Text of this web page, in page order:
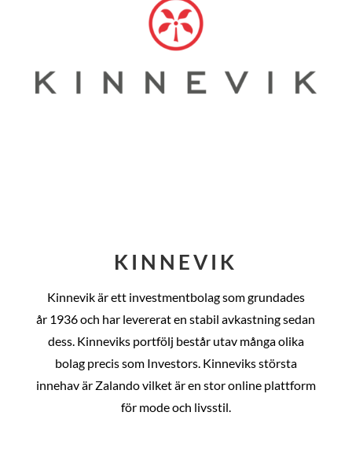
KINNEVIK
Kinnevik är ett investmentbolag som grundades
år 1936 och har levererat en stabil avkastning sedan
dess. Kinneviks portfölj består utav många olika
bolag precis som Investors. Kinneviks största
innehav är Zalando vilket är en stor online plattform
för mode och livsstil.